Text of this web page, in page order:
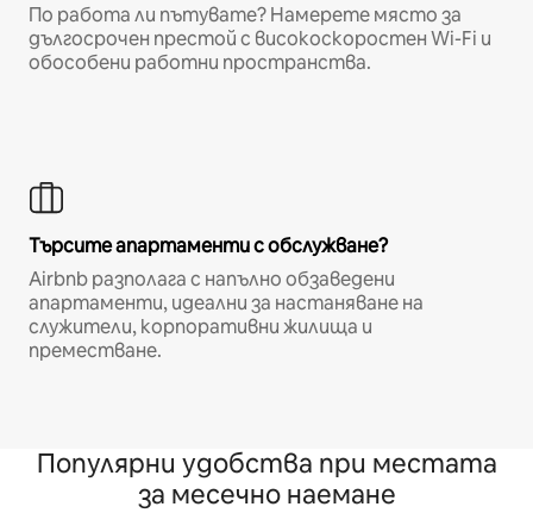
По работа ли пътувате? Намерете място за
дългосрочен престой с високоскоростен Wi-Fi и
обособени работни пространства.
Търсите апартаменти с обслужване?
Airbnb разполага с напълно обзаведени
апартаменти, идеални за настаняване на
служители, корпоративни жилища и
преместване.
Популярни удобства при местата
за месечно наемане